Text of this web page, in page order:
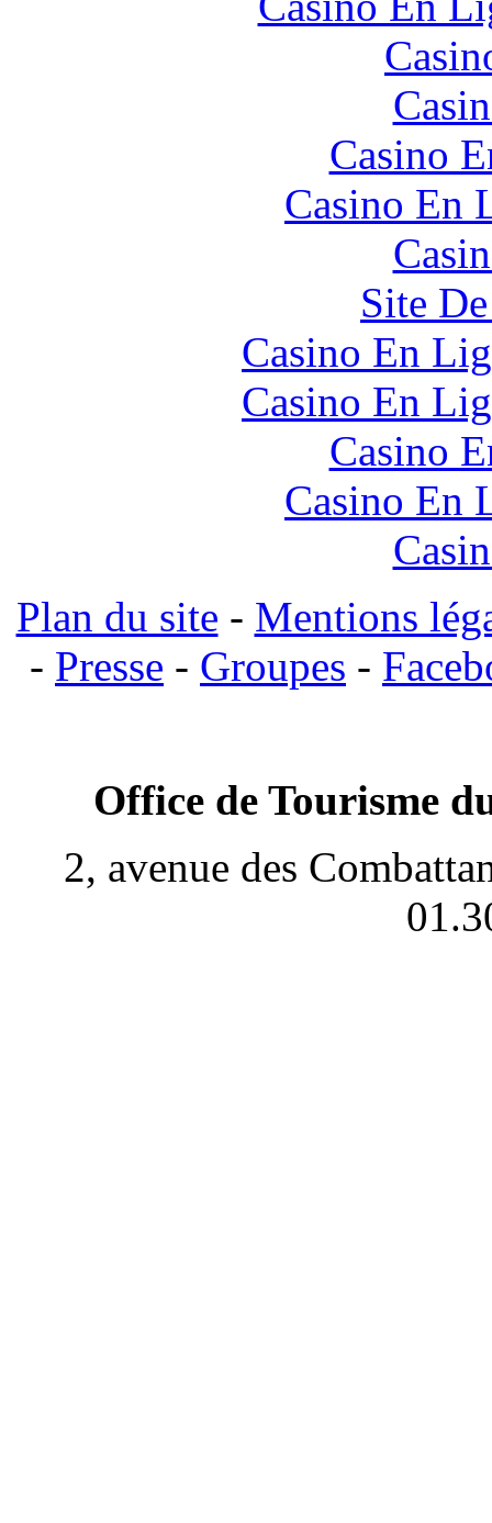
Casino
Casino En
Site
Casino En
Casino En
Casino
Casino En
Plan du site - Mentions
- Presse - Groupes -
Office de Tourisme
2, avenue des